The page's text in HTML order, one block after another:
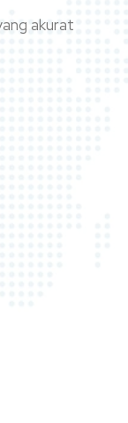
akurat